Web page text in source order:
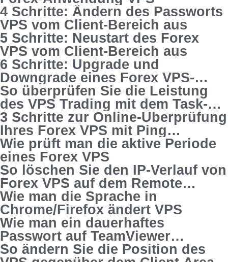
4 Schritte: Ändern des Passworts
VPS vom Client-Bereich aus
5 Schritte: Neustart des Forex
VPS vom Client-Bereich aus
6 Schritte: Upgrade und
Downgrade eines Forex VPS-
Pakets
So überprüfen Sie die Leistung
des VPS Trading mit dem Task-
Manager
3 Schritte zur Online-Überprüfung
Ihres Forex VPS mit Ping
Command
Wie prüft man die aktive Periode
eines Forex VPS
So löschen Sie den IP-Verlauf von
Forex VPS auf dem Remote
Desktop
Wie man die Sprache in
Chrome/Firefox ändert VPS
Wie man ein dauerhaftes
Passwort auf TeamViewer
einrichtet
So ändern Sie die Position des